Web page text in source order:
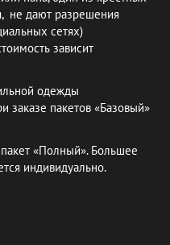
не дают разрешения
сетях)
зависит
одежды
заказе пакетов «Базовый»
«Полный». Большее
индивидуально.